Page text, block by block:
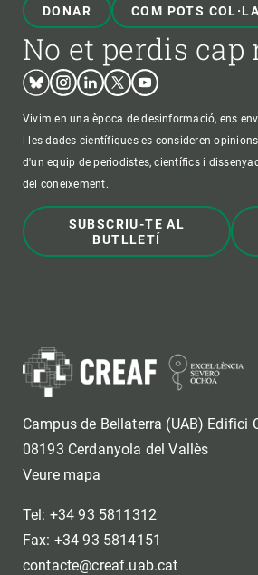
DONAR COM POTS
No et perdis
BlueskyInstagram
LinkedinTwitterYoutube
Vivim en una època de desinformació, ens
i les dades científiques es consideren
d'un equip de periodistes, científics i
del coneixement.
SUBSCRIU-TE AL
BUTLLETÍ
Campus de Bellaterra (UAB) Edifici
08193 Cerdanyola del Vallès
Veure mapa
Tel: +34 93 5811312
Fax: +34 93 5814151
contacte@creaf.uab.cat